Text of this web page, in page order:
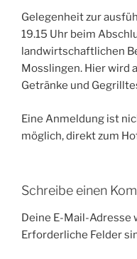
Gelegenheit zur
19.15 Uhr beim
landwirtschaftlichen
Mosslingen. Hier wird
Getränke und
Eine Anmeldung ist
möglich, direkt zum
Schreibe einen
Deine E-Mail-
Erforderliche Felder